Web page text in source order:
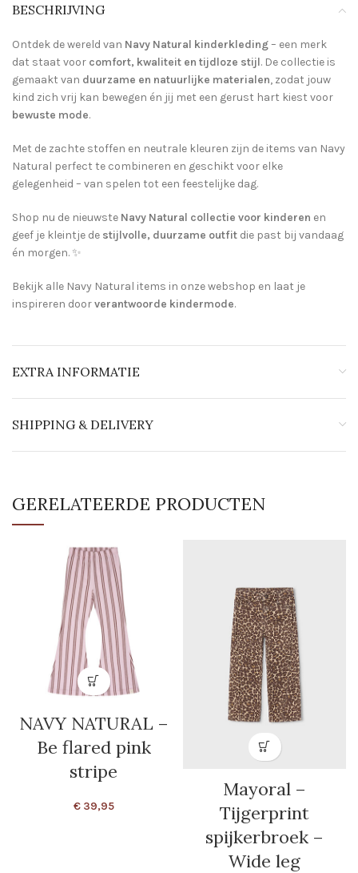
BESCHRIJVING
Ontdek de wereld van Navy Natural kinderkleding– een merk
dat staat voor comfort, kwaliteit en tijdloze stijl. De collectie is
gemaakt van duurzame en natuurlijke materialen, zodat jouw
kind zich vrij kan bewegen én jij met een gerust hart kiest voor
bewuste mode.
Met de zachte stoffen en neutrale kleuren zijn de items van Navy
Natural perfect te combineren en geschikt voor elke
gelegenheid – van spelen tot een feestelijke dag.
Shop nu de nieuwste Navy Natural collectie voor kinderen en
geef je kleintje de stijlvolle, duurzame outfit die past bij vandaag
én morgen. ✨
Bekijk alle Navy Natural items in onze webshop en laat je
inspireren doorverantwoorde kindermode.
EXTRA INFORMATIE
SHIPPING & DELIVERY
GERELATEERDE PRODUCTEN
NAVY NATURAL –
Be flared pink
stripe
€39,95
Mayoral –
Tijgerprint
spijkerbroek –
Wide leg